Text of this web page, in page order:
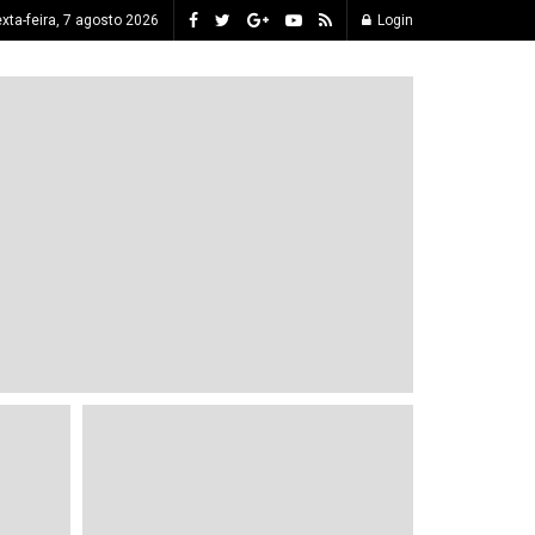
feira, 7 agosto 2026 Login